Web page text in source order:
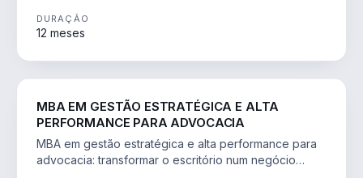
DURAÇÃO
12 meses
MBA EM GESTÃO ESTRATÉGICA E ALTA
PERFORMANCE PARA ADVOCACIA
MBA em gestão estratégica e alta performance para
advocacia: transformar o escritório num negócio